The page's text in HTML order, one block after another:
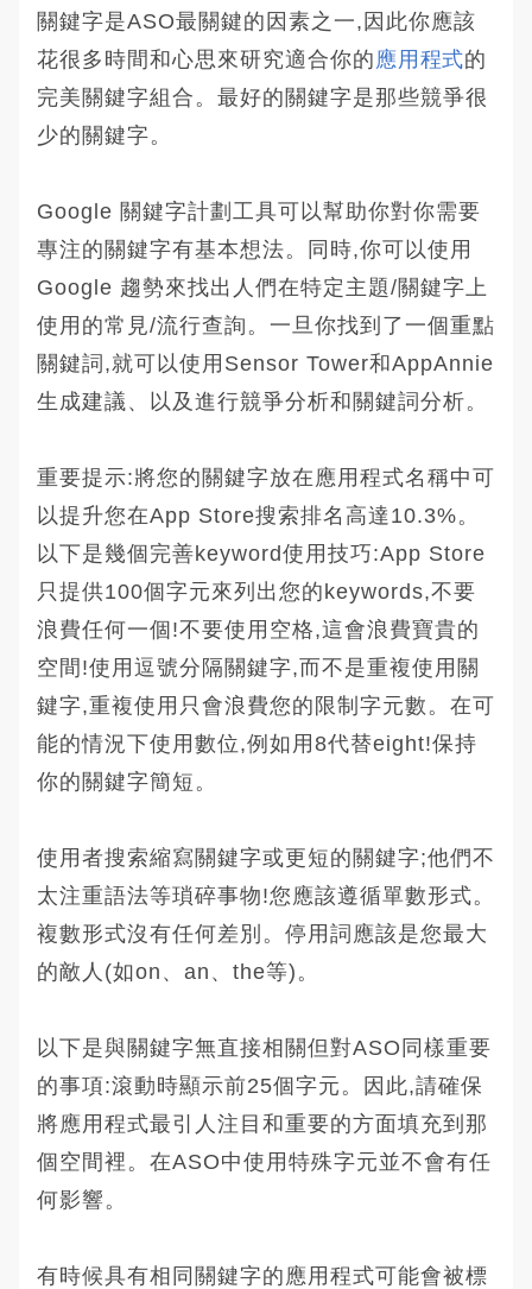
關鍵字是ASO最關鍵的因素之一,因此你應該
花很多時間和心思來研究適合你的 應用程式的
完美關鍵字組合。最好的關鍵字是那些競爭很
少的關鍵字。
Google 關鍵字計劃工具可以幫助你對你需要
專注的關鍵字有基本想法。同時,你可以使用
Google 趨勢來找出人們在特定主題/關鍵字上
使用的常見/流行查詢。一旦你找到了一個重點
關鍵詞,就可以使用Sensor Tower和AppAnnie
生成建議、以及進行競爭分析和關鍵詞分析。
重要提示:將您的關鍵字放在應用程式名稱中可
以提升您在App Store搜索排名高達10.3%。
以下是幾個完善keyword使用技巧:App Store
只提供100個字元來列出您的keywords,不要
浪費任何一個!不要使用空格,這會浪費寶貴的
空間!使用逗號分隔關鍵字,而不是重複使用關
鍵字,重複使用只會浪費您的限制字元數。在可
能的情況下使用數位,例如用8代替eight!保持
你的關鍵字簡短。
使用者搜索縮寫關鍵字或更短的關鍵字;他們不
太注重語法等瑣碎事物!您應該遵循單數形式。
複數形式沒有任何差別。停用詞應該是您最大
的敵人(如on、an、the等)。
以下是與關鍵字無直接相關但對ASO同樣重要
的事項:滾動時顯示前25個字元。因此,請確保
將應用程式最引人注目和重要的方面填充到那
個空間裡。在ASO中使用特殊字元並不會有任
何影響。
有時候具有相同關鍵字的應用程式可能會被標